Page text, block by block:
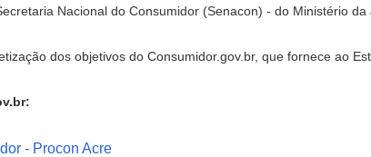
Nacional do Consumidor (Senacon) - do Ministério
dos objetivos do Consumidor.gov.br, que fornece ao
- Procon Acre